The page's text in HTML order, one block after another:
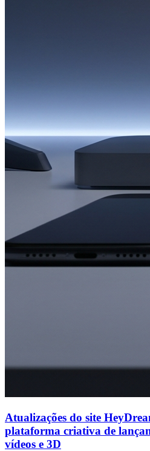
Atualizações do site
plataforma criativa de
vídeos e 3D